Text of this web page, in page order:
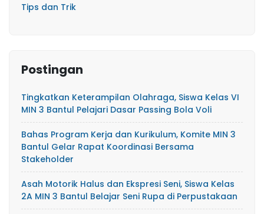
Tips dan Trik
Postingan
Tingkatkan Keterampilan Olahraga, Siswa Kelas VI
MIN 3 Bantul Pelajari Dasar Passing Bola Voli
Bahas Program Kerja dan Kurikulum, Komite MIN 3
Bantul Gelar Rapat Koordinasi Bersama
Stakeholder
Asah Motorik Halus dan Ekspresi Seni, Siswa Kelas
2A MIN 3 Bantul Belajar Seni Rupa di Perpustakaan